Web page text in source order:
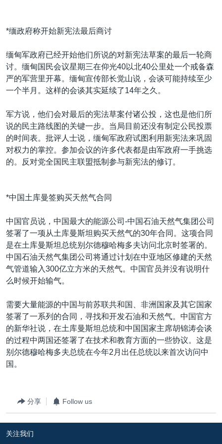
*缅政府称开始新宪法最后商讨
缅甸军政府已经开始他们所说的对新宪法草案的最后一轮商
讨。缅甸国民会议星期三在仰光40以北40公里处一个戒备森
严的军营里开幕。缅甸宣传部长觉山说，会谈可能持续至少
一个半月。这样的会谈其实延续了14年之久。
军方说，他们会对最后的宪法草案付诸公投，这也是他们所
说的民主路线图的关键一步。当局目前还没有制定公民投票
的时间表。批评人士说，缅甸军政府试图利用新宪法来巩固
对权力的掌控。参加会议的许多代表都是由军政府一手挑选
的。反对党全国民主联盟抵制参与新宪法的修订。
*中国土库曼签购买天然气合同
中国官员说，中国最大的能源公司-中国石油天然气集团公司
签署了一项从土库曼斯坦购买天然气的30年合同。这项合同
是在土库曼斯坦总统别尔德穆哈梅多夫访问北京时签署的。
中国石油天然气集团公司将通过计划在中亚地区修建的天然
气管道输入300亿立方米的天然气。中国官员并没有说明什
么时候开始输气。
需要大量能源的中国与前苏联共和国、非洲国家及其它国家
签署了一系列的合同，寻找和开发石油和天然气。中国官方
的新华社说，在土库曼斯坦总统和中国国家主席胡锦涛会谈
的过程中两国还签署了在技术和教育方面的一些协议。这是
别尔德穆哈梅多夫总统在今年2月出任总统以来首次访问中
国。
分享 Follow us
关注我们